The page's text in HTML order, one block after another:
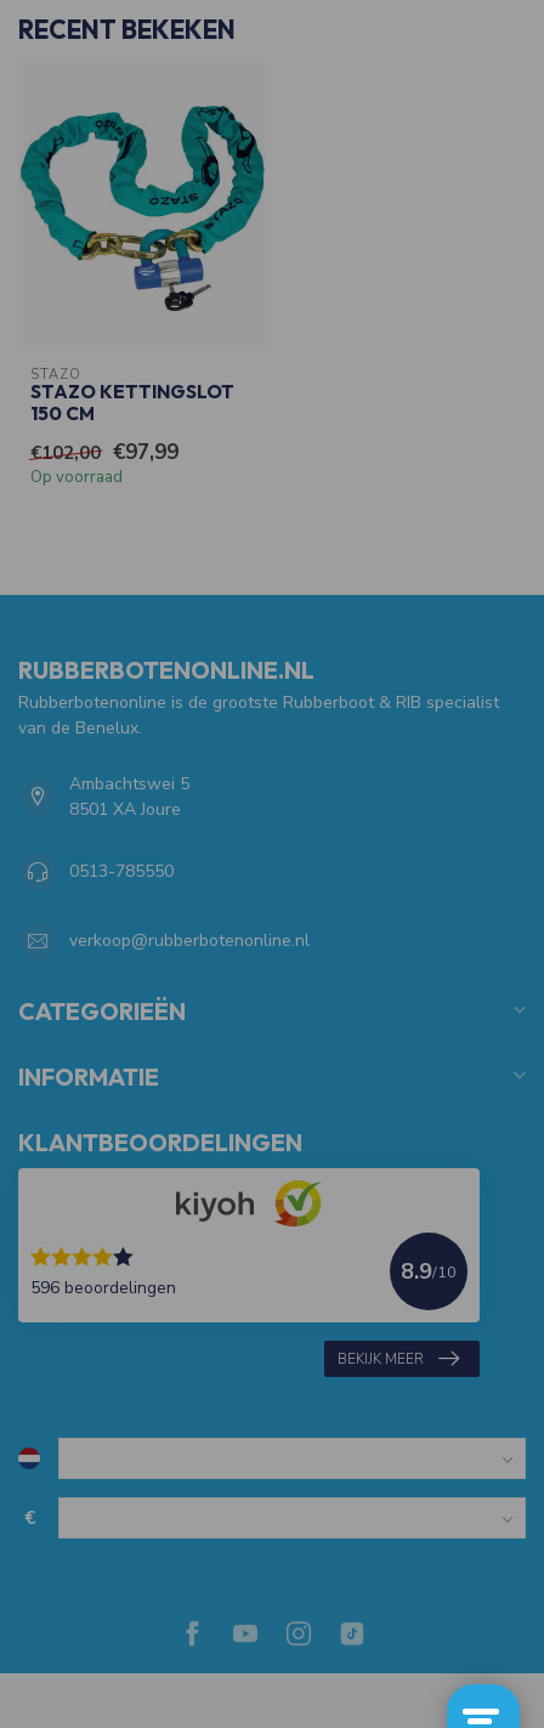
RECENT BEKEKEN
STAZO
STAZO KETTINGSLOT
150 CM
€102,00 €97,99
Op voorraad
RUBBERBOTENONLINE.NL
Rubberbotenonline is de grootste Rubberboot & RIB specialist
van de Benelux.
Ambachtswei 5
8501 XA Joure
0513-785550
verkoop@rubberbotenonline.nl
CATEGORIEËN
INFORMATIE
KLANTBEOORDELINGEN
596 beoordelingen
8.9/10
BEKIJK MEER
€